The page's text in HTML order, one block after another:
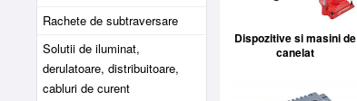
Rachete de subtraversare
Solutii de iluminat,
derulatoare, distribuitoare,
cabluri de curent
Dispozitive si masini de
canelat